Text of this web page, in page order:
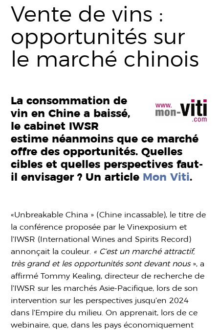
Vente de vins :
opportunités sur
le marché chinois
La consommation de
vin en Chine a baissé,
le cabinet IWSR
estime néanmoins que ce marché
offre des opportunités. Quelles
cibles et quelles perspectives faut-
il envisager ? Un article Mon Viti.
«Unbreakable China » (Chine incassable), le titre de
la conférence proposée par le Vinexposium et
l’IWSR (International Wines and Spirits Record)
annonçait la couleur. « C’est un marché attractif,
très grand et les opportunités sont devant nous», a
affirmé Tommy Kealing, directeur de recherche de
l’IWSR sur les marchés Asie-Pacifique, lors de son
intervention sur les perspectives jusqu’en 2024
dans l’Empire du milieu. On apprenait, lors de ce
webinaire, que, dans les pays économiquement